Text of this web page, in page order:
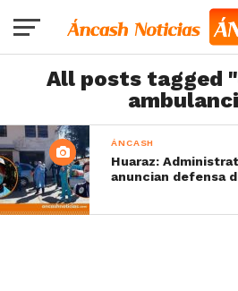
All posts tagged
ÁNCASH
Huaraz:
anuncian defensa